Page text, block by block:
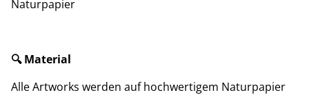
Naturpapier
🔍 Material
Alle Artworks werden auf hochwertigem Naturpapier